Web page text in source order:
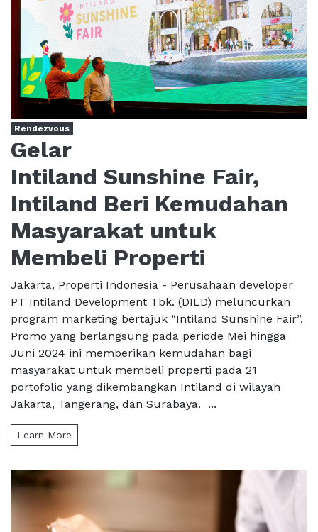
Rendezvous
Gelar
Intiland Sunshine Fair,
Intiland Beri Kemudahan
Masyarakat untuk
Membeli Properti
Jakarta, Properti Indonesia - Perusahaan developer
PT Intiland Development Tbk. (DILD) meluncurkan
program marketing bertajuk “Intiland Sunshine Fair”.
Promo yang berlangsung pada periode Mei hingga
Juni 2024 ini memberikan kemudahan bagi
masyarakat untuk membeli properti pada 21
portofolio yang dikembangkan Intiland di wilayah
Jakarta, Tangerang, dan Surabaya. ...
Learn More